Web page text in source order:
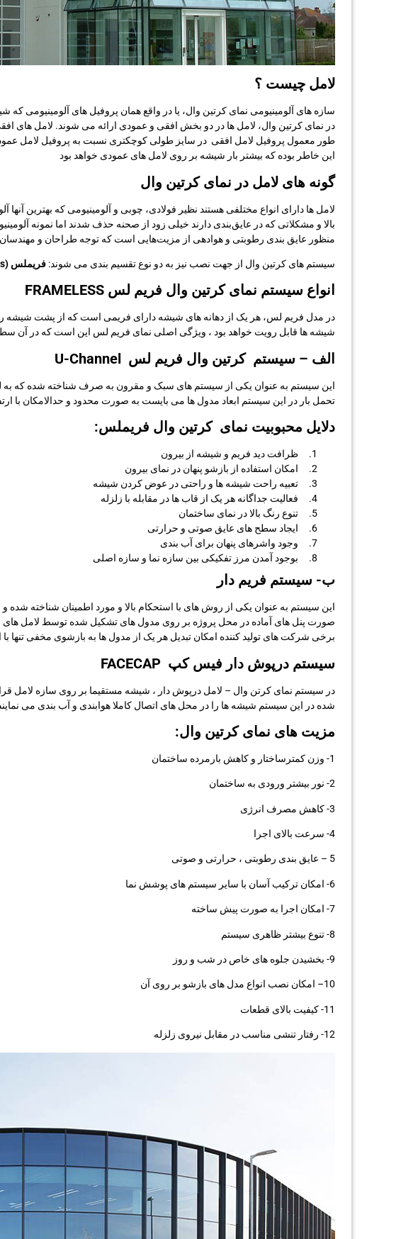
لامل چیست ؟
سازه های آلومینیومی نمای کرتین وال، یا در واقع همان پروفیل های آلومینیومی
در نمای کرتین وال، لامل ها در دو بخش افقی و عمودی ارائه می شوند. لامل های
طور معمول پروفیل لامل افقی در سایز طولی کوچکتری نسبت به پروفیل لامل
این خاطر بوده که بیشتر بار شیشه بر روی لامل های عمودی خواهد بود
گونه های لامل در نمای کرتین وال
لامل ها دارای انواع مختلفی هستند نظیر فولادی، چوبی و آلومینیومی که بهترین
بالا و مشکلاتی که در عایق‌بندی دارند خیلی زود از صحنه حذف شدند اما نمونه
منظور عایق بندی رطوبتی و هوادهی از مزیت‌هایی است که توجه طراحان و
سیستم های کرتین وال از جهت نصب نیز به دو نوع تقسیم بندی می شوند:فریملس (frameless)
انواع سیستم نمای کرتین وال فریم لس FRAMELESS
در مدل فریم لس، هر یک از دهانه های شیشه دارای فریمی است که از پشت شیشه را
شیشه ها قابل رویت خواهد بود ، ویژگی اصلی نمای فریم لس این است که در آن
الف – سیستم کرتین وال فریم لس U-Channel
این سیستم به عنوان یکی از سیستم های سبک و مقرون به صرف شناخته شده که به
تحمل بار در این سیستم ابعاد مدول ها می بایست به صورت محدود و حدالامکان با
دلایل محبوبیت نمای کرتین وال فریملس:
ظرافت دید فریم و شیشه از بیرون
امکان استفاده از بازشو پنهان در نمای بیرون
تعبیه راحت شیشه ها و راحتی در عوض کردن شیشه
فعالیت جداگانه هر یک از قاب ها در مقابله با زلزله
تنوع رنگ بالا در نمای ساختمان
ایجاد سطح های عایق صوتی و حرارتی
وجود واشرهای پنهان برای آب بندی
بوجود آمدن مرز تفکیکی بین سازه نما و سازه اصلی
ب- سیستم فریم دار
این سیستم به عنوان یکی از روش های با استحکام بالا و مورد اطمینان شناخته شده
صورت پنل های آماده در محل پروژه بر روی مدول های تشکیل شده توسط لامل
برخی شرکت های تولید کننده امکان تبدیل هر یک از مدول ها به بازشوی مخفی تنها با
سیستم درپوش دار فیس کپ FACECAP
شده در این سیستم شیشه ها را در محل های اتصال کاملا هوابندی و آب بندی می نمایند. امکان نصب درپوش های متنوعی با عرض
مزیت های نمای کرتین وال:
1- وزن کمترساختار و کاهش بارمرده ساختمان
2- نور بیشتر ورودی به ساختمان
3- کاهش مصرف انرژی
4- سرعت بالای اجرا
5 – عایق بندی رطوبتی ، حرارتی و صوتی
6- امکان ترکیب آسان با سایر سیستم های پوشش نما
7- امکان اجرا به صورت پیش ساخته
8- تنوع بیشتر ظاهری سیستم
9- بخشیدن جلوه های خاص در شب و روز
10– امکان نصب انواع مدل های بازشو بر روی آن
11- کیفیت بالای قطعات
12- رفتار تنشی مناسب در مقابل نیروی زلزله